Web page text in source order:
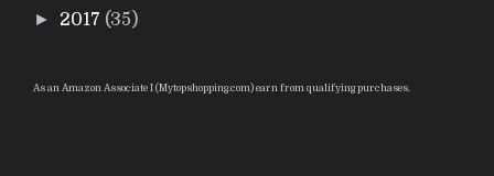
► 2017 (35)
As an Amazon Associate I (Mytopshopping.com) earn from qualifying purchases.